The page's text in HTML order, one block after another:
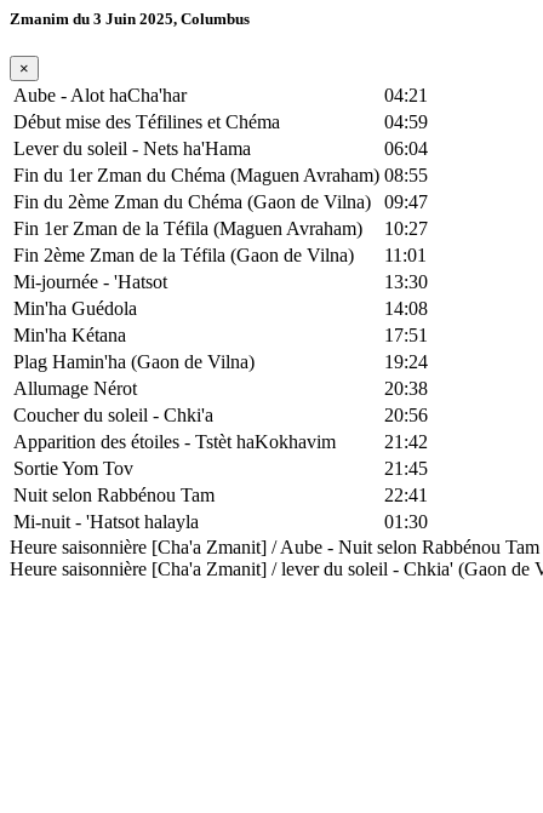
Zmanim du 3 Juin 2025, Columbus
×
Aube - Alot haCha'har
04:21
Début mise des Téfilines et Chéma
04:59
Lever du soleil - Nets ha'Hama
06:04
Fin du 1er Zman du Chéma (Maguen Avraham) 08:55
Fin du 2ème Zman du Chéma (Gaon de Vilna)
09:47
Fin 1er Zman de la Téfila (Maguen Avraham)
10:27
Fin 2ème Zman de la Téfila (Gaon de Vilna)
11:01
Mi-journée - 'Hatsot
13:30
Min'ha Guédola
14:08
Min'ha Kétana
17:51
Plag Hamin'ha (Gaon de Vilna)
19:24
Allumage Nérot
20:38
Coucher du soleil - Chki'a
20:56
Apparition des étoiles - Tstèt haKokhavim
21:42
Sortie Yom Tov
21:45
Nuit selon Rabbénou Tam
22:41
Mi-nuit - 'Hatsot halayla
01:30
Heure saisonnière [Cha'a Zmanit] / Aube - Nuit selon Rabbénou
Heure saisonnière [Cha'a Zmanit] / lever du soleil - Chkia' (Gaon de